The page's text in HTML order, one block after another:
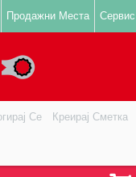
Продажни Места Сервис
Се Креирај Сметка